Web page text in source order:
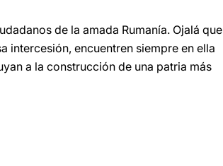
de la amada Rumanía. Ojalá que
intercesión, encuentren siempre en ella
a la construcción de una patria más